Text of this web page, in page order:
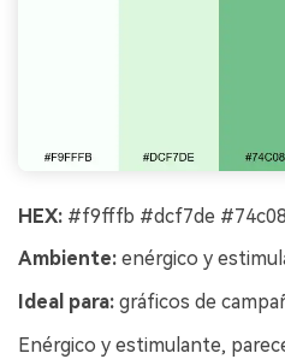
HEX: #f9fffb #dcf7de
Ambiente: enérgico y
Ideal para: gráficos de
Enérgico y estimulante,